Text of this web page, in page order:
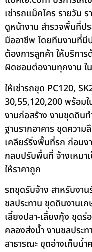
เช่ารถแม็คโคร รายวัน
ดูหน้างาน สำรวจพื้นที่ปร
มืออาชีพ โดยทีมงานที่มี
ต้องการลูกค้า ให้บริกา
ผิดชอบต่องานทุกงาน ใ
ให้เช่ารถขุด PC120,
30,55,120,200 พร้อมใ
งานก่อสร้าง งานขุดดิน
ฐานรากอาคาร ขุดควา
เคลียร์ริ่งพื้นที่รก ก่อนง
กลบปรับพื้นที่ จ้างเหมา
ให้ราคาถูก
รถขุดรับจ้าง สาหรับงา
ชลประทาน ขุดดินงานเ
เลี้ยงปลา-เลี้ยงกุ้ง ขุด
คลองส่งน้ำ งานชลประ
สาธารณะ ขุดอ่างเก็บน้ำ